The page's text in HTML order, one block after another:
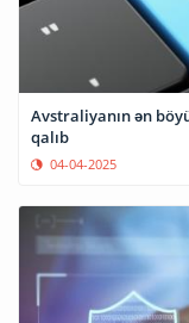
Avstraliyanın ən
qalıb
04-04-2025